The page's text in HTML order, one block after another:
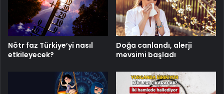
Nötr faz Türkiye’yi nasıl
etkileyecek?
Doğa canlandı, alerji
mevsimi başladı